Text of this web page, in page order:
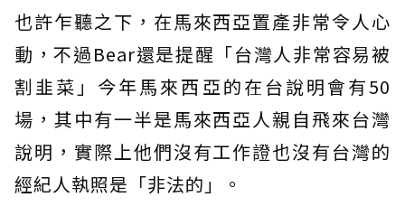
也許乍聽之下，在馬來西亞置產非常令人心
動，不過Bear還是提醒「台灣人非常容易被
割韭菜」今年馬來西亞的在台說明會有50
場，其中有一半是馬來西亞人親自飛來台灣
說明，實際上他們沒有工作證也沒有台灣的
經紀人執照是「非法的」。